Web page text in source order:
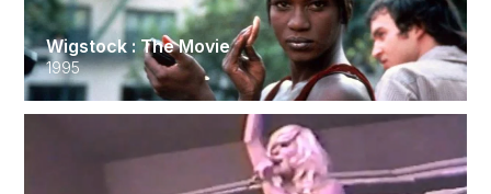
Wigstock : The Movie
1995